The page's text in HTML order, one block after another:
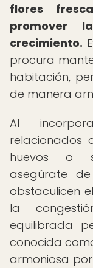
flores
promover
crecimiento.
procura
habitación,
de manera
Al
relacionados
huevos o
asegúrate
obstaculicen
la
equilibrada
conocida
armoniosa